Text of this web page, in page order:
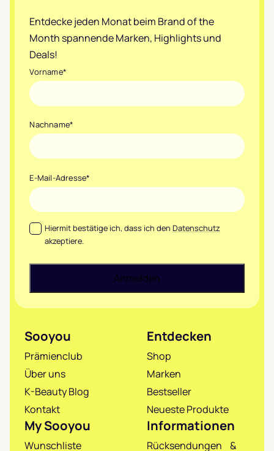
Entdecke jeden Monat beim Brand of the
Month spannende Marken, Highlights und
Deals!
Vorname*
Nachname*
E-Mail-Adresse*
Datenschutz*
Hiermit bestätige ich, dass ich den Datenschutz
akzeptiere.
Sooyou
Prämienclub
Über uns
K-Beauty Blog
Kontakt
Entdecken
Shop
Marken
Bestseller
Neueste Produkte
My Sooyou
Wunschliste
Informationen
Rücksendungen &